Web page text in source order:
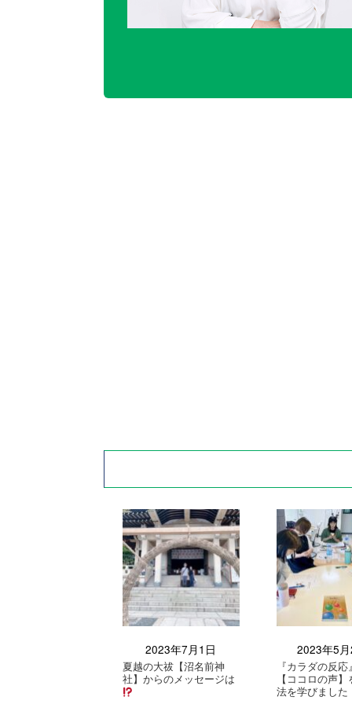
2023年7月1日
夏越の大祓【沼名前神
社】からのメッセージは
2023年5
『カラダの反
【ココロの声
法を学びました